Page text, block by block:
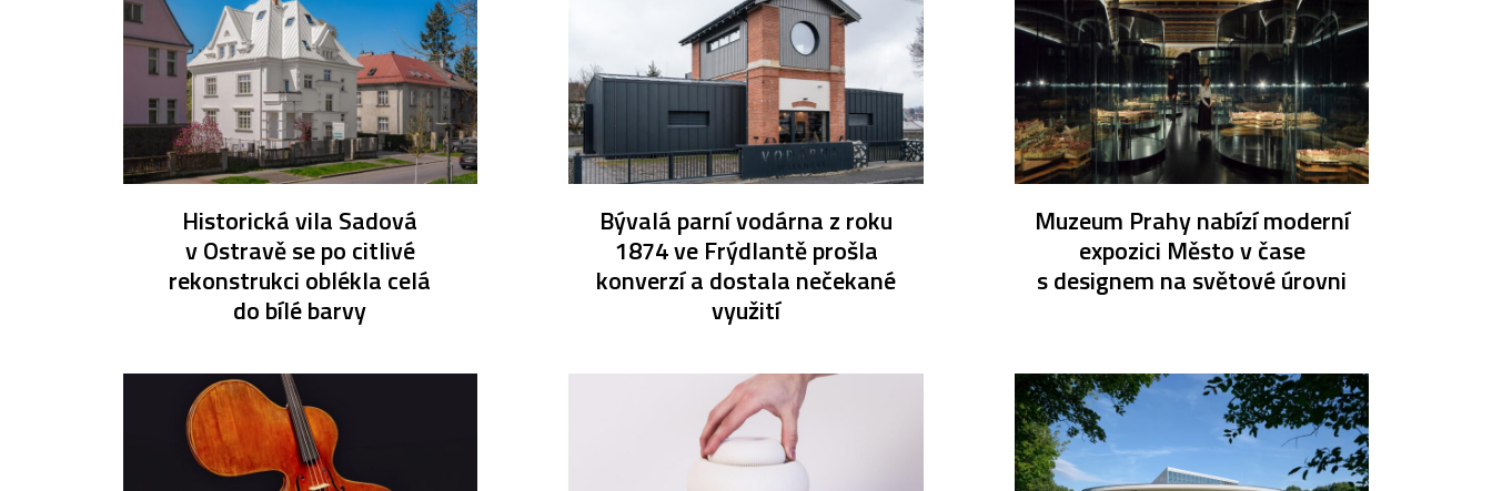
Historická vila Sadová
v Ostravě se po citlivé
rekonstrukci oblékla celá
do bílé barvy
Bývalá parní vodárna z roku
1874 ve Frýdlantě prošla
konverzí a dostala nečekané
využití
Muzeum Prahy nabízí moderní
expozici Město v čase
s designem na světové úrovni